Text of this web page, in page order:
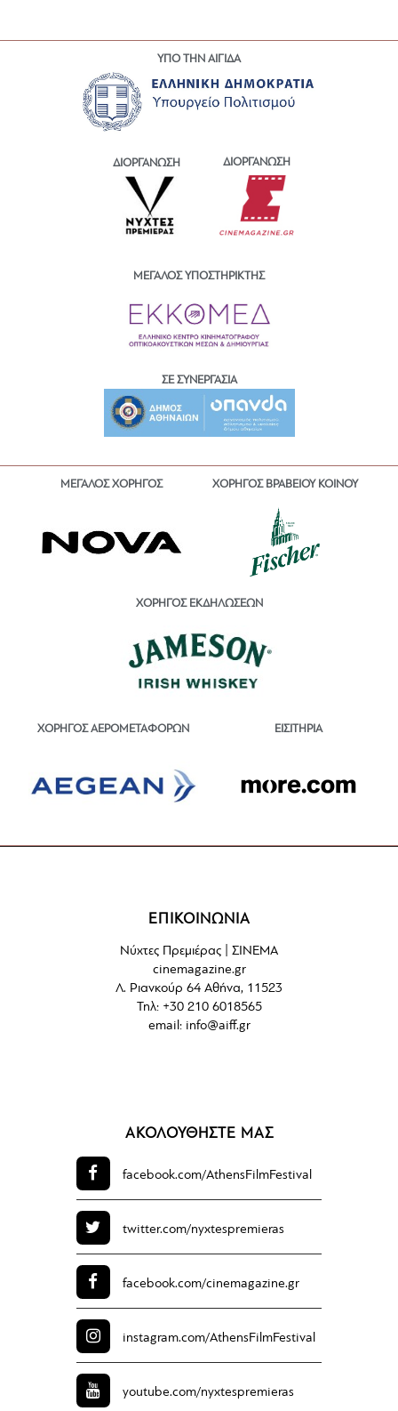
ΥΠΟ ΤΗΝ ΑΙΓΙΔΑ
ΔΙΟΡΓΑΝΩΣΗ ΔΙΟΡΓΑΝΩΣΗ
ΜΕΓΑΛΟΣ ΥΠΟΣΤΗΡΙΚΤΗΣ
ΣΕ ΣΥΝΕΡΓΑΣΙΑ
ΜΕΓΑΛΟΣ ΧΟΡΗΓΟΣ ΧΟΡΗΓΟΣ ΒΡΑΒΕΙΟΥ ΚΟΙΝΟΥ
ΧΟΡΗΓΟΣ ΕΚΔΗΛΩΣΕΩΝ
ΧΟΡΗΓΟΣ ΑΕΡΟΜΕΤΑΦΟΡΩΝ ΕΙΣΙΤΗΡΙΑ
ΕΠΙΚΟΙΝΩΝΙΑ
Νύχτες Πρεμιέρας | ΣΙΝΕΜΑ
cinemagazine.gr
Λ. Ριανκούρ 64 Αθήνα, 11523
Τηλ: +30 210 6018565
email: info@aiff.gr
ΑΚΟΛΟΥΘΗΣΤΕ ΜΑΣ
facebook.com/AthensFilmFestival
twitter.com/nyxtespremieras
facebook.com/cinemagazine.gr
instagram.com/AthensFilmFestival
youtube.com/nyxtespremieras